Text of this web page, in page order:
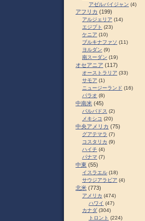
アゼルバイジャン (4)
アフリカ (199)
アルジェリア (14)
エジプト (23)
ケニア (10)
ブルキナファソ (11)
ヨルダン (9)
南スーダン (19)
オセアニア (117)
オーストラリア (33)
サモア (1)
ニュージーランド (16)
パラオ (8)
中南米 (45)
バルバドス (2)
メキシコ (20)
中央アメリカ (75)
グアテマラ (7)
コスタリカ (9)
ハイチ (4)
パナマ (7)
中東 (55)
イスラエル (18)
サウジアラビア (4)
北米 (773)
アメリカ (474)
ハワイ (47)
カナダ (304)
トロント (224)